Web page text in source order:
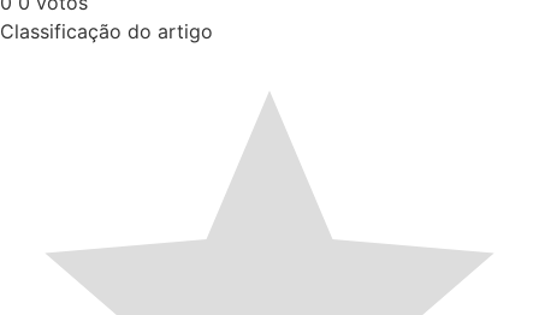
Classificação do artigo